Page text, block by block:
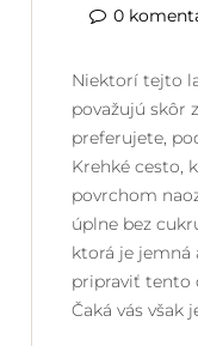
0
Niektorí tejto
považujú skôr
preferujete,
Krehké cesto,
povrchom
úplne bez
ktorá je jemná
pripraviť tento
Čaká vás však